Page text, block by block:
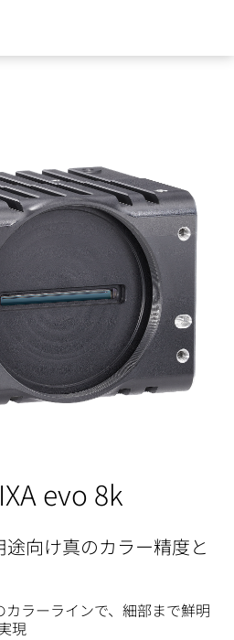
evo 8k
向け真のカラー精度と
ラーラインで、細部まで鮮明
現